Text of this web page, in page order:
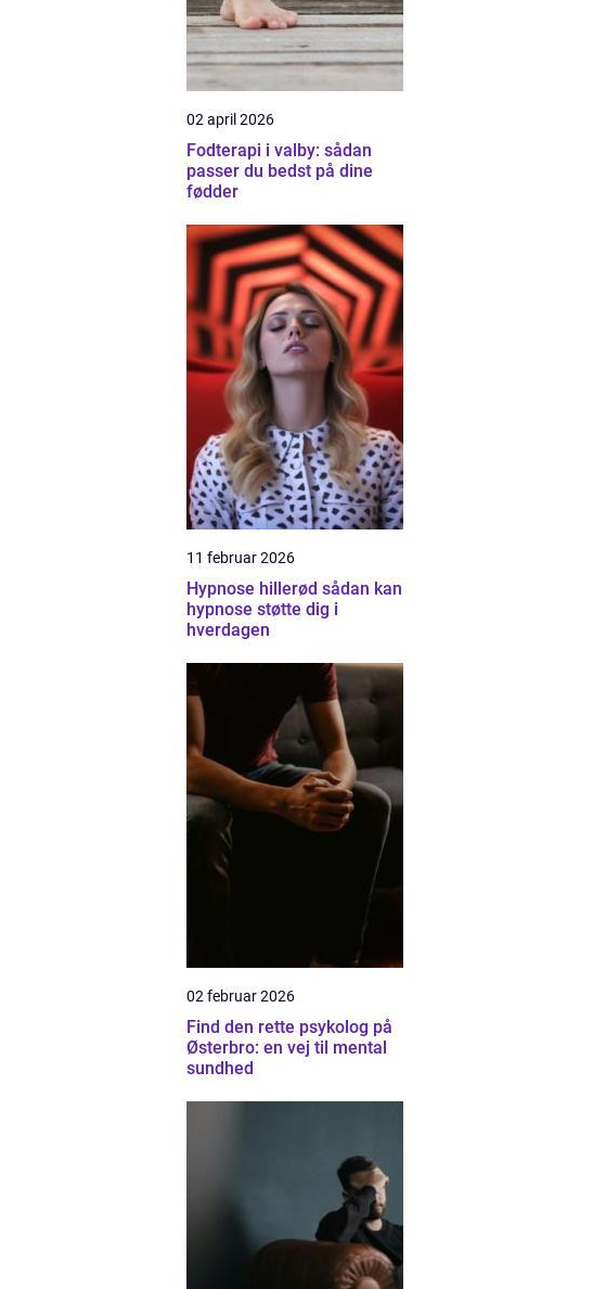
02 april 2026
Fodterapi i valby: sådan
passer du bedst på dine
fødder
11 februar 2026
Hypnose hillerød sådan kan
hypnose støtte dig i
hverdagen
02 februar 2026
Find den rette psykolog på
Østerbro: en vej til mental
sundhed